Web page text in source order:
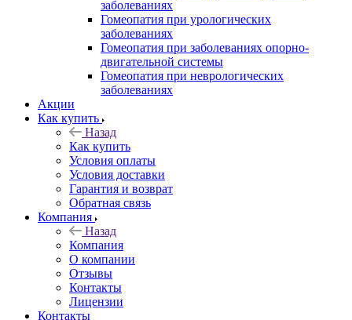
заболеваниях
Гомеопатия при урологических
заболеваниях
Гомеопатия при заболеваниях опорно-
двигательной системы
Гомеопатия при неврологических
заболеваниях
Акции
Как купить
Назад
Как купить
Условия оплаты
Условия доставки
Гарантия и возврат
Обратная связь
Компания
Назад
Компания
О компании
Отзывы
Контакты
Лицензии
Контакты